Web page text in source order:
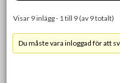
Visar 9 inlägg - 1 till 9 (av 9 totalt)
Du måste vara inloggad för att